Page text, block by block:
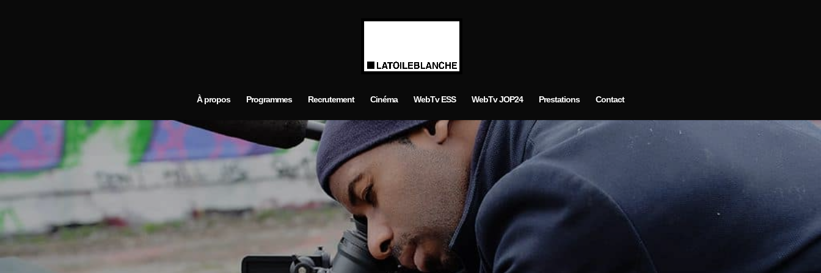
À propos Programmes Recrutement Cinéma WebTv ESS WebTv JOP24 Prestations Contact